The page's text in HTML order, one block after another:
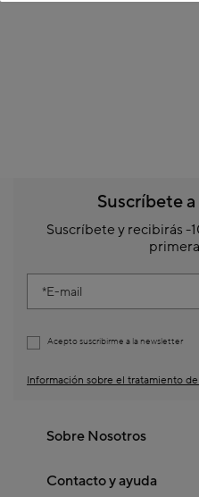
Suscríbete
Suscríbete y recibirás -
E-mail
Acepto suscribirme a la newsletter
Información sobre el tratamiento
Sobre Nosotros
Contacto y ayuda